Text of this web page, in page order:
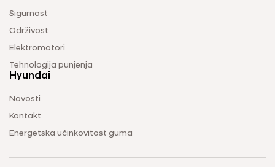
Sigurnost
Održivost
Elektromotori
Tehnologija punjenja
Hyundai
Novosti
Kontakt
Energetska učinkovitost guma